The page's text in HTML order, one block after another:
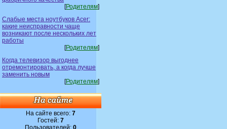
[Родителям]
Слабые места ноутбуков Acer:
какие неисправности чаще
возникают после нескольких лет
работы
[Родителям]
Когда телевизор выгоднее
отремонтировать, а когда лучше
заменить новым
[Родителям]
На сайте всего: 7
Гостей: 7
Пользователей: 0